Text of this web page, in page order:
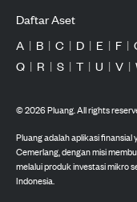
Daftar Aset
A | B | C | D | E | F |
Q | R | S | T | U | V |
©2026Pluang. All rights
Pluang adalah aplikasi
Cemerlang, dengan misi
melalui produk investasi mikro
Indonesia.